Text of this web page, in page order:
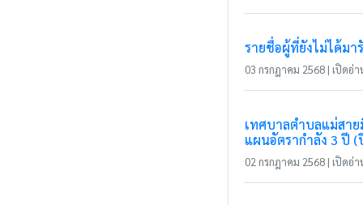
รายชื่อผู้ที่ยังไม่ได้ม
03 กรกฎาคม 2568 | เปิดอ่า
เทศบาลตำบลแม่สา
แผนอัตรากำลัง 3 ปี
02 กรกฎาคม 2568 | เปิดอ่า